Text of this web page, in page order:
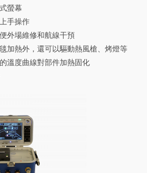
螢幕
手操作
外場維修和航線干預
加熱外，還可以驅動熱風槍、烤燈等
溫度曲線對部件加熱固化